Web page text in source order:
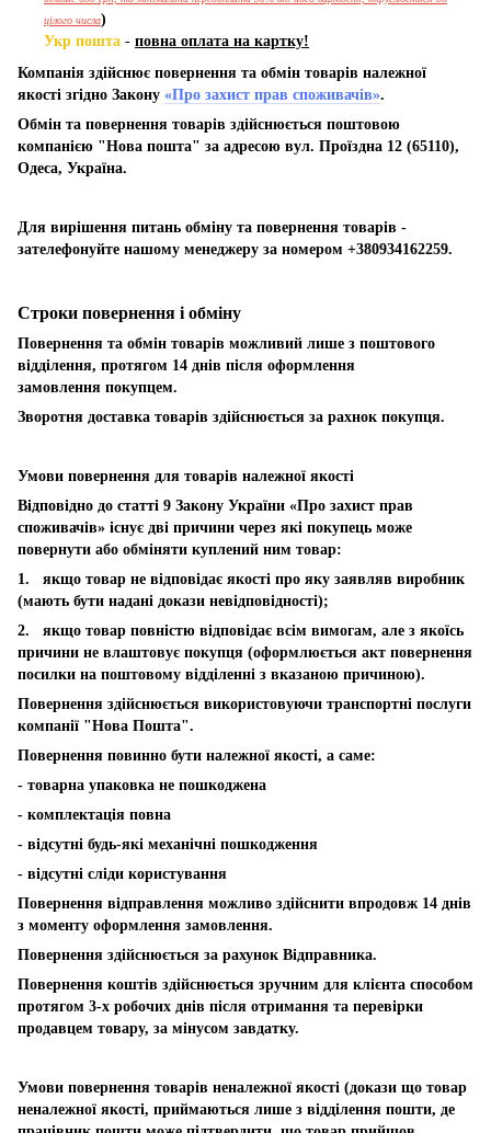
цілого числа)
Укр пошта - повна оплата на картку!
Компанія здійснює повернення та обмін товарів належної
якості згідно Закону «Про захист прав споживачів».
Обмін та повернення товарів здійснюється поштовою
компанією "Нова пошта" за адресою вул. Проїздна 12 (65110),
Одеса, Україна.
Для вирішення питань обміну та повернення товарів -
зателефонуйте нашому менеджеру за номером +380934162259.
Строки повернення і обміну
Повернення та обмін товарів можливий лише з поштового
відділення, протягом 14 днів після оформлення
замовлення покупцем.
Зворотня доставка товарів здійснюється за рахнок покупця.
Умови повернення для товарів належної якості
Відповідно до статті 9 Закону України «Про захист прав
споживачів» існує дві причини через які покупець може
повернути або обміняти куплений ним товар:
1. якщо товар не відповідає якості про яку заявляв виробник
(мають бути надані докази невідповідності);
2. якщо товар повністю відповідає всім вимогам, але з якоїсь
причини не влаштовує покупця (оформлюється акт повернення
посилки на поштовому відділенні з вказаною причиною).
Повернення здійснюється використовуючи транспортні послуги
компанії "Нова Пошта".
Повернення повинно бути належної якості, а саме:
- товарна упаковка не пошкоджена
- комплектація повна
- відсутні будь-які механічні пошкодження
- відсутні сліди користування
Повернення відправлення можливо здійснити впродовж 14 днів
з моменту оформлення замовлення.
Повернення здійснюється за рахунок Відправника.
Повернення коштів здійснюється зручним для клієнта способом
протягом 3-х робочих днів після отримання та перевірки
продавцем товару, за мінусом завдатку.
Умови повернення товарів неналежної якості (докази що товар
неналежної якості, приймаються лише з відділення пошти, де